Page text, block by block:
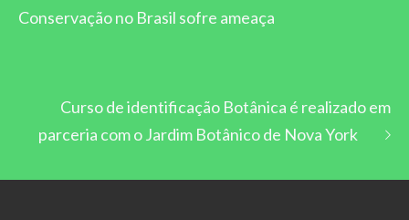
Conservação no Brasil sofre ameaça
Curso de identificação Botânica é realizado em
parceria com o Jardim Botânico de Nova York